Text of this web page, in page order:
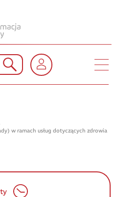
Polpharmy
w ramach usług dotyczących zdrowia